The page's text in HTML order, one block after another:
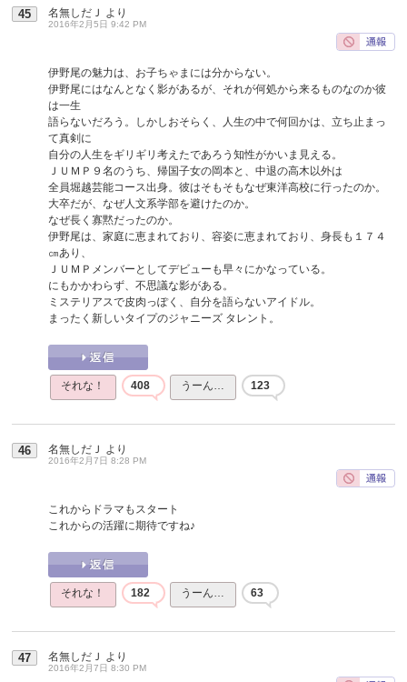
45 名無しだＪ より
2016年2月5日 9:42 PM
伊野尾の魅力は、お子ちゃまには分からない。
伊野尾にはなんとなく影があるが、それが何処から来るものなのか彼
は一生
語らないだろう。しかしおそらく、人生の中で何回かは、立ち止まっ
て真剣に
自分の人生をギリギリ考えたであろう知性がかいま見える。
ＪＵＭＰ９名のうち、帰国子女の岡本と、中退の高木以外は
全員堀越芸能コース出身。彼はそもそもなぜ東洋高校に行ったのか。
大卒だが、なぜ人文系学部を避けたのか。
なぜ長く寡黙だったのか。
伊野尾は、家庭に恵まれており、容姿に恵まれており、身長も１７４
㎝あり、
ＪＵＭＰメンバーとしてデビューも早々にかなっている。
にもかかわらず、不思議な影がある。
ミステリアスで皮肉っぽく、自分を語らないアイドル。
まったく新しいタイプのジャニーズ タレント。
それな！ 408 うーん… 123
46 名無しだＪ より
2016年2月7日 8:28 PM
これからドラマもスタート
これからの活躍に期待ですね♪
それな！ 182 うーん… 63
47 名無しだＪ より
2016年2月7日 8:30 PM